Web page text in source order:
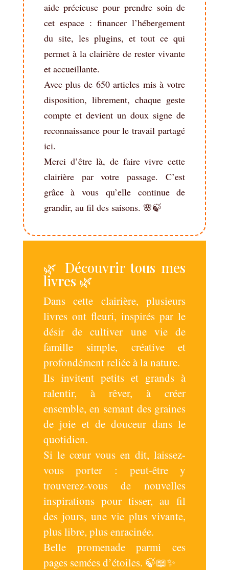
aide précieuse pour prendre soin de
cet espace : financer l’hébergement
du site, les plugins, et tout ce qui
permet à la clairière de rester vivante
et accueillante.
Avec plus de 650 articles mis à votre
disposition, librement, chaque geste
compte et devient un doux signe de
reconnaissance pour le travail partagé
ici.
Merci d’être là, de faire vivre cette
clairière par votre passage. C’est
grâce à vous qu’elle continue de
grandir, au fil des saisons. 🌸🍃
🌿 Découvrir tous mes
livres 🌿
Dans cette clairière, plusieurs
livres ont fleuri, inspirés par le
désir de cultiver une vie de
famille simple, créative et
profondément reliée à la nature.
Ils invitent petits et grands à
ralentir, à rêver, à créer
ensemble, en semant des graines
de joie et de douceur dans le
quotidien.
Si le cœur vous en dit, laissez-
vous porter : peut-être y
trouverez-vous de nouvelles
inspirations pour tisser, au fil
des jours, une vie plus vivante,
plus libre, plus enracinée.
Belle promenade parmi ces
pages semées d’étoiles. 🍃📖✨